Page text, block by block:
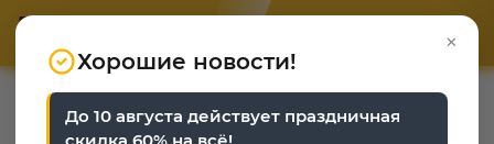
0
Главная — Каталог — Мебель для прихожей —
Мебель для прихожей
×
Хорошие новости!
До 10 августа действует праздничная
скидка 60% на всё!